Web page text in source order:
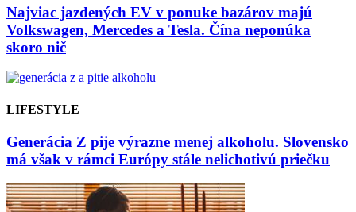
Najviac jazdených EV v ponuke bazárov majú
Volkswagen, Mercedes a Tesla. Čína neponúka
skoro nič
LIFESTYLE
Generácia Z pije výrazne menej alkoholu. Slovensko
má však v rámci Európy stále nelichotivú priečku